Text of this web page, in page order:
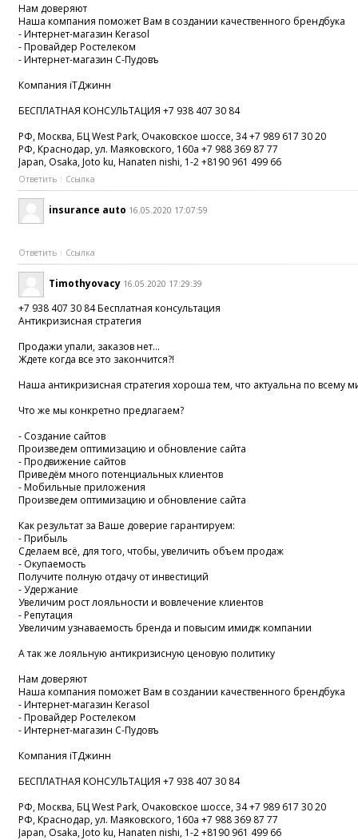
Нам доверяют
Наша компания поможет Вам в создании качественного брендбука
- Интернет-магазин Kerasol
- Провайдер Ростелеком
- Интернет-магазин С-Пудовъ
Компания iTДжинн
БЕСПЛАТНАЯ КОНСУЛЬТАЦИЯ +7 938 407 30 84
РФ, Москва, БЦ West Park, Очаковское шоссе, 34 +7 989 617 30 20
РФ, Краснодар, ул. Маяковского, 160а +7 988 369 87 77
Japan, Osaka, Joto ku, Hanaten nishi, 1-2 +8190 961 499 66
Ответить Ссылка
insurance auto 16.05.2020 17:07:59
Ответить Ссылка
Timothyovacy 16.05.2020 17:29:39
+7 938 407 30 84 Бесплатная консультация
Антикризисная стратегия
Продажи упали, заказов нет...
Ждете когда все это закончится?!
Наша антикризисная стратегия хороша тем, что актуальна по
Что же мы конкретно предлагаем?
- Создание сайтов
Произведем оптимизацию и обновление сайта
- Продвижение сайтов
Приведём много потенциальных клиентов
- Мобильные приложения
Произведем оптимизацию и обновление сайта
Как результат за Ваше доверие гарантируем:
- Прибыль
Сделаем всё, для того, чтобы, увеличить объем продаж
- Окупаемость
Получите полную отдачу от инвестиций
- Удержание
Увеличим рост лояльности и вовлечение клиентов
- Репутация
Увеличим узнаваемость бренда и повысим имидж компании
А так же лояльную антикризисную ценовую политику
Нам доверяют
Наша компания поможет Вам в создании качественного брендбука
- Интернет-магазин Kerasol
- Провайдер Ростелеком
- Интернет-магазин С-Пудовъ
Компания iTДжинн
БЕСПЛАТНАЯ КОНСУЛЬТАЦИЯ +7 938 407 30 84
РФ, Москва, БЦ West Park, Очаковское шоссе, 34 +7 989 617 30 20
РФ, Краснодар, ул. Маяковского, 160а +7 988 369 87 77
Japan, Osaka, Joto ku, Hanaten nishi, 1-2 +8190 961 499 66